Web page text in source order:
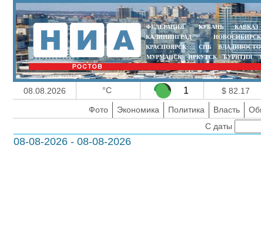
ФЕДЕРАЦИЯ КУБАНЬ КАВКАЗ
КАЛИНИНГРАД
НОВОСИБИРСК
КРАСНОЯРСК
СПБ
МУРМАНСК
ИРКУТСК БУРЯТИЯ
08.08.2026 °C 1 $ 82.17
Фото
Экономика Политика Власть
С даты
08-08-2026 - 08-08-2026